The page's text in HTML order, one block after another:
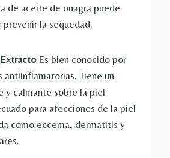
de aceite de onagra puede
la sequedad.
Es bien conocido por
antiinflamatorias. Tiene un
y calmante sobre la piel
para afecciones de la piel
como eccema, dermatitis y